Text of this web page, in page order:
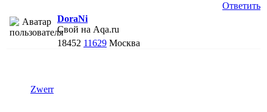
Ответить
DoraNi
Свой на Aqa.ru
18452 11629 Москва
Zwerr